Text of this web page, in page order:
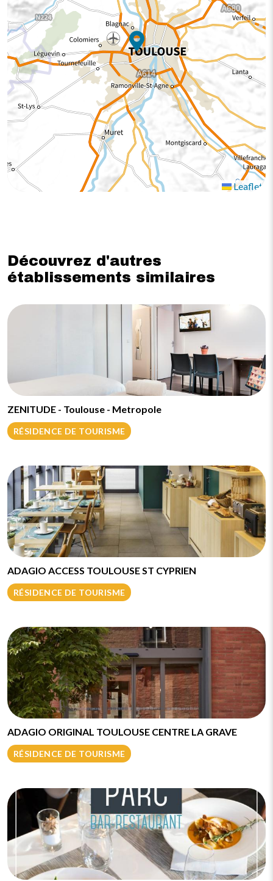
Leaflet
Découvrez d'autres
établissements similaires
ZENITUDE - Toulouse - Metropole
RÉSIDENCE DE TOURISME
ADAGIO ACCESS TOULOUSE ST CYPRIEN
RÉSIDENCE DE TOURISME
ADAGIO ORIGINAL TOULOUSE CENTRE LA GRAVE
RÉSIDENCE DE TOURISME